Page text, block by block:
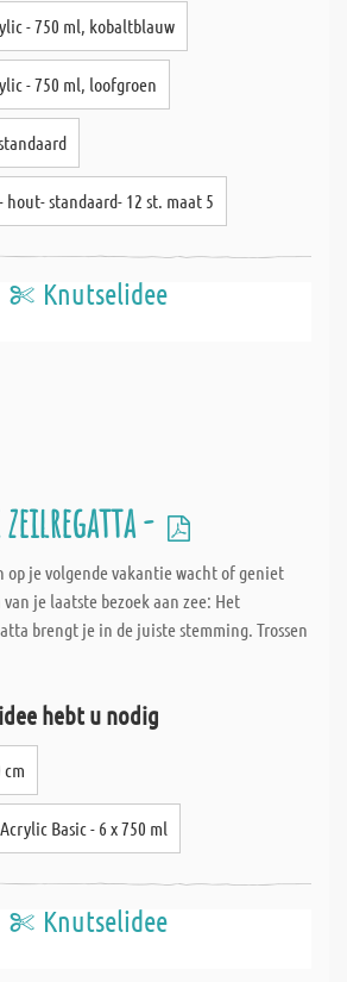
- 750 ml, kobaltblauw
- 750 ml, loofgroen
hout- standaard- 12 st. maat 5
Knutselidee
zeilregatta -
op je volgende vakantie wacht of geniet
je laatste bezoek aan zee: Het
brengt je in de juiste stemming. Trossen
hebt u nodig
cm
Basic - 6 x 750 ml
Knutselidee